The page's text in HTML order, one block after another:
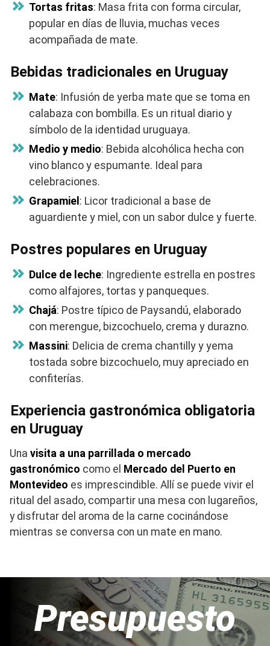
Tortas fritas: Masa frita con forma circular,
popular en días de lluvia, muchas veces
acompañada de mate.
Bebidas tradicionales en Uruguay
Mate: Infusión de yerba mate que se toma en
calabaza con bombilla. Es un ritual diario y
símbolo de la identidad uruguaya.
Medio y medio: Bebida alcohólica hecha con
vino blanco y espumante. Ideal para
celebraciones.
Grapamiel : Licor tradicional a base de
aguardiente y miel, con un sabor dulce y fuerte.
Postres populares en Uruguay
Dulce de leche: Ingrediente estrella en postres
como alfajores, tortas y panqueques.
Chajá: Postre típico de Paysandú, elaborado
con merengue, bizcochuelo, crema y durazno.
Massini: Delicia de crema chantilly y yema
tostada sobre bizcochuelo, muy apreciado en
confiterías.
Experiencia gastronómica obligatoria
en Uruguay
Una visita a una parrillada o mercado
gastronómico como el Mercado del Puerto en
Montevideo es imprescindible. Allí se puede vivir el
ritual del asado, compartir una mesa con lugareños,
y disfrutar del aroma de la carne cocinándose
mientras se conversa con un mate en mano.
Presupuesto